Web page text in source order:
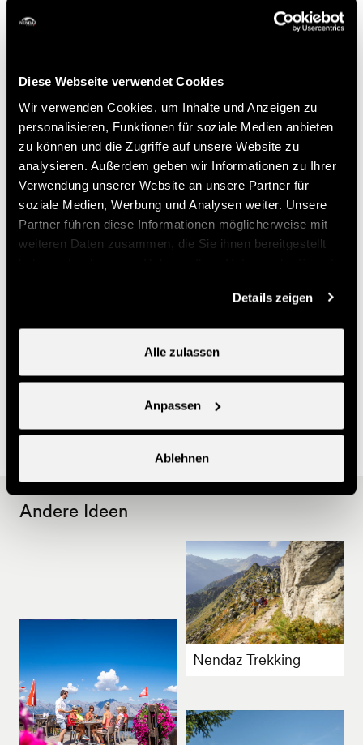
Diese Webseite verwendet Cookies
Wir verwenden Cookies, um Inhalte und Anzeigen zu
personalisieren, Funktionen für soziale Medien anbieten
zu können und die Zugriffe auf unsere Website zu
analysieren. Außerdem geben wir Informationen zu Ihrer
Verwendung unserer Website an unsere Partner für
soziale Medien, Werbung und Analysen weiter. Unsere
Partner führen diese Informationen möglicherweise mit
weiteren Daten zusammen, die Sie ihnen bereitgestellt
Details zeigen
Alle zulassen
Anpassen
Ablehnen
1997 Haute-Nendaz
anita@zigzago.ch
Preise
Preis
Erwachsene 50.-CHF
- Anmeldung obligatorisch bis am Vorabend um 12:00
bei Anita Stadelmann
- Nendaz Sport : Möglichkeit bei Nendaz Tourisme eine
- Ausrüstung: Schneeschuhe, Wanderstöcke, geeignete
Bekleidung und gutes Schuhwerk (kein Moonboots),
Drink und Snack.
Andere Ideen
Nendaz Trekking